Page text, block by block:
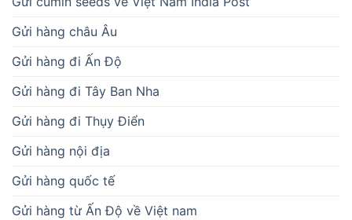
Gửi hàng châu Âu
Gửi hàng đi Ấn Độ
Gửi hàng đi Tây Ban Nha
Gửi hàng đi Thụy Điển
Gửi hàng nội địa
Gửi hàng quốc tế
Gửi hàng từ Ấn Độ về Việt nam